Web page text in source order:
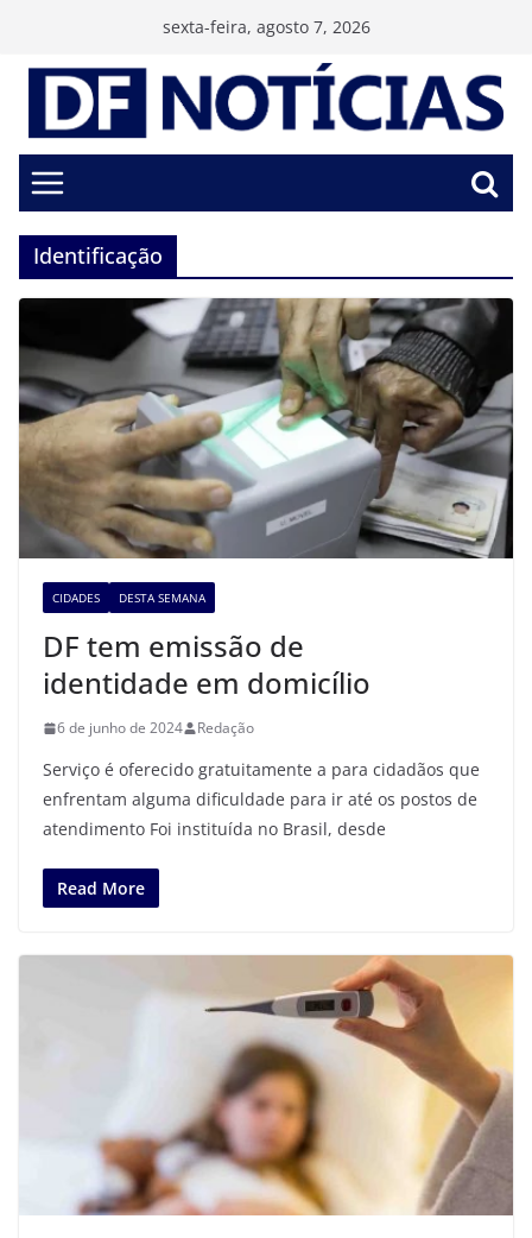
conteúdo
sexta-feira, agosto 7, 2026
Identificação
CIDADES DESTA SEMANA
DF tem emissão de
identidade em domicílio
6 de junho de 2024 Redação
Serviço é oferecido gratuitamente a para cidadãos que
enfrentam alguma dificuldade para ir até os postos de
atendimento Foi instituída no Brasil, desde
Read More